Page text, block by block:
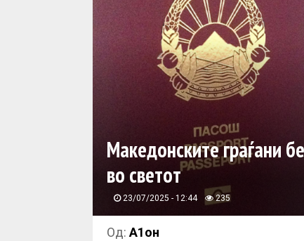
Македонските граѓани
во светот
23/07/2025 - 12:44 235
Од: А1он